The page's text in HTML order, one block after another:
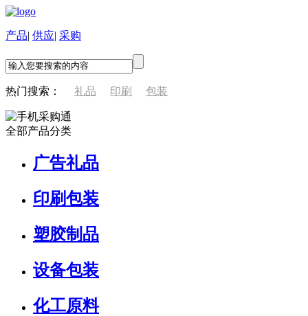
产品| 供应| 采购
热门搜索： 礼品 印刷 包装
全部产品分类
广告礼品
印刷包装
塑胶制品
设备包装
化工原料